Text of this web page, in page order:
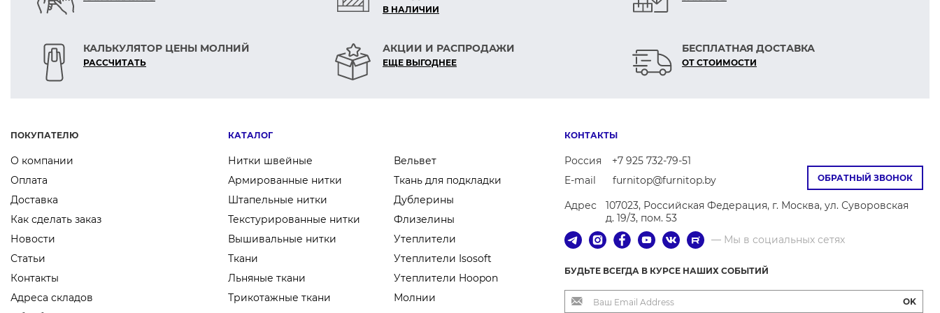
В НАЛИЧИИ
КАЛЬКУЛЯТОР ЦЕНЫ МОЛНИЙ
РАСCЧИТАТЬ
АКЦИИ И РАСПРОДАЖИ
ЕЩЕ ВЫГОДНЕЕ
БЕСПЛАТНАЯ ДОСТАВКА
ОТ СТОИМОСТИ
ПОКУПАТЕЛЮ
О компании
Оплата
Доставка
Как сделать заказ
Новости
Статьи
Контакты
Адреса складов
КАТАЛОГ
Нитки швейные
Армированные нитки
Штапельные нитки
Текстурированные нитки
Вышивальные нитки
Ткани
Льняные ткани
Трикотажные ткани
Вельвет
Ткань для подкладки
Дублерины
Флизелины
Утеплители
Утеплители Isosoft
Утеплители Hoopon
Молнии
ОБРАТНЫЙ ЗВОНОК
КОНТАКТЫ
Россия
+7 925 732-79-51
E-mail
furnitop@furnitop.by
Адрес
107023, Российская Федерация, г. Москва, ул. Суворовская
д. 19/3, пом. 53
— Мы в социальных сетях
БУДЬТЕ ВСЕГДА В КУРСЕ НАШИХ СОБЫТИЙ
OK